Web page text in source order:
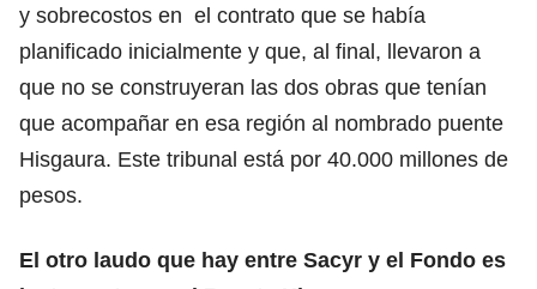
y sobrecostos en el contrato que se había
planificado inicialmente y que, al final, llevaron a
que no se construyeran las dos obras que tenían
que acompañar en esa región al nombrado puente
Hisgaura. Este tribunal está por 40.000 millones de
pesos.
El otro laudo que hay entre Sacyr y el Fondo es